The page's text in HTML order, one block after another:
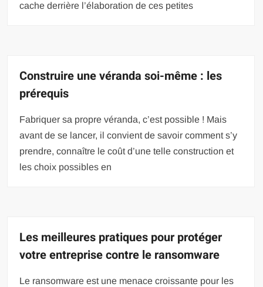
cache derrière l’élaboration de ces petites
Construire une véranda soi-même : les
prérequis
Fabriquer sa propre véranda, c’est possible ! Mais
avant de se lancer, il convient de savoir comment s’y
prendre, connaître le coût d’une telle construction et
les choix possibles en
Les meilleures pratiques pour protéger
votre entreprise contre le ransomware
Le ransomware est une menace croissante pour les